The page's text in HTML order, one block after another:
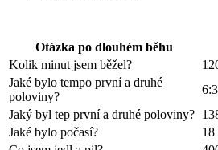
Otázka po dlouhém běhu
Kolik minut jsem běžel?
Jaké bylo tempo první a druhé
poloviny?
Jaký byl tep první a druhé poloviny?
Jaké bylo počasí?
18